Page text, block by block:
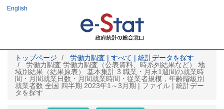
ツ
English
トップページ
労働力調査 | すべて | 統計データを探す
労働力調査 労働力調査（公表資料、時系列結果など） 地
域別結果（結果原表） 基本集計 3 職業・月末1週間の就業時
間・月間就業日数・月間就業時間・従業者規模，年齢階級別
就業者数 全国 四半期 2023年1～3月期 | ファイル | 統計デー
タを探す